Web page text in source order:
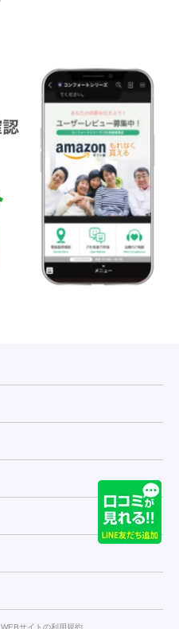
WEBサイトの利用規約